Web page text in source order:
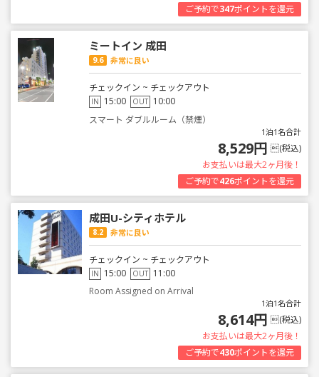
ご予約で347ポイントを還元
ミートイン 成田
9.6 非常に良い
チェックイン ~ チェックアウト
IN 15:00 OUT 10:00
スマート ダブルルーム（禁煙）
1泊1名合計
8,529円 (税込)
お支払いは最大2ヶ月後！
ご予約で426ポイントを還元
成田U-シティホテル
8.2 非常に良い
チェックイン ~ チェックアウト
IN 15:00 OUT 11:00
Room Assigned on Arrival
1泊1名合計
8,614円 (税込)
お支払いは最大2ヶ月後！
ご予約で430ポイントを還元